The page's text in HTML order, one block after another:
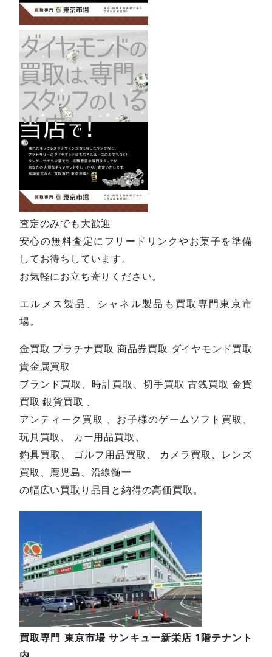
査定のみでも大歓迎
安心の無料査定にフリードリンクやお菓子を準備
してお待ちしています。
お気軽にお立ち寄りください。
エルメス製品、シャネル製品も買取専門東京市
場。
金買取 プラチナ買取 商品券買取 ダイヤモンド買取
貴金属買取
ブランド買取、時計買取、切手買取 古銭買取 金貨
買取 銀貨買取 、
アンティーク買取 、お子様のゲームソフト買取、
玩具買取、 カー用品買取、
釣具買取、 ゴルフ用品買取、 カメラ買取、レンズ
買取、鹿児島、沿線髄一
の幅広い買取り品目と納得の高価買取。
買取専門 東京市場 サンキュー新栄店 1階テナント